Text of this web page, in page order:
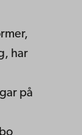
har
på